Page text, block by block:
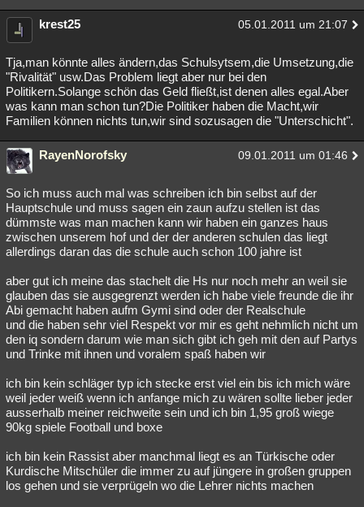
krest25 05.01.2011 um 21:07
Tja,man könnte alles ändern,das Schulsytsem,die Umsetzung,die
"Rivalität" usw.Das Problem liegt aber nur bei den
Politikern.Solange schön das Geld fließt,ist denen alles egal.Aber
was kann man schon tun?Die Politiker haben die Macht,wir
Familien können nichts tun,wir sind sozusagen die "Unterschicht".
RayenNorofsky 09.01.2011 um 01:46
So ich muss auch mal was schreiben ich bin selbst auf der
Hauptschule und muss sagen ein zaun aufzu stellen ist das
dümmste was man machen kann wir haben ein ganzes haus
zwischen unserem hof und der der anderen schulen das liegt
allerdings daran das die schule auch schon 100 jahre ist
aber gut ich meine das stachelt die Hs nur noch mehr an weil sie
glauben das sie ausgegrenzt werden ich habe viele freunde die ihr
Abi gemacht haben aufm Gymi sind oder der Realschule
und die haben sehr viel Respekt vor mir es geht nehmlich nicht um
den iq sondern darum wie man sich gibt ich geh mit den auf Partys
und Trinke mit ihnen und voralem spaß haben wir
ich bin kein schläger typ ich stecke erst viel ein bis ich mich wäre
weil jeder weiß wenn ich anfange mich zu wären sollte lieber jeder
ausserhalb meiner reichweite sein und ich bin 1,95 groß wiege
90kg spiele Football und boxe
ich bin kein Rassist aber manchmal liegt es an Türkische oder
Kurdische Mitschüler die immer zu auf jüngere in großen gruppen
los gehen und sie verprügeln wo die Lehrer nichts machen